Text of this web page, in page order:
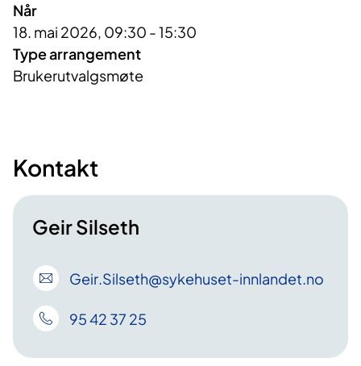
Når
18. mai 2026, 09:30 - 15:30
Type arrangement
Brukerutvalgsmøte
Kontakt
Geir Silseth
Geir.Silseth@sykehuset-innlandet.no
95 42 37 25